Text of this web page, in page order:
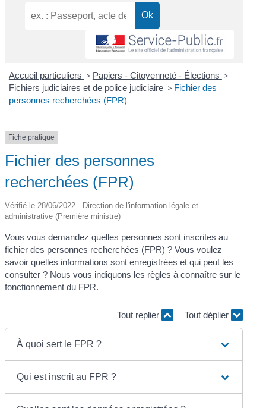
Accueil particuliers > Papiers - Citoyenneté - Élections >
Fichiers judiciaires et de police judiciaire > Fichier des
personnes recherchées (FPR)
Fiche pratique
Fichier des personnes
recherchées (FPR)
Vérifié le 28/06/2022 - Direction de l'information légale et
administrative (Première ministre)
Vous vous demandez quelles personnes sont inscrites au
fichier des personnes recherchées (FPR) ? Vous voulez
savoir quelles informations sont enregistrées et qui peut les
consulter ? Nous vous indiquons les règles à connaître sur le
fonctionnement du FPR.
Tout replier Tout déplier
À quoi sert le FPR ?
Qui est inscrit au FPR ?